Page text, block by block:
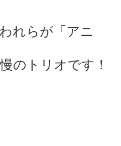
れらが「アニ
のトリオです！